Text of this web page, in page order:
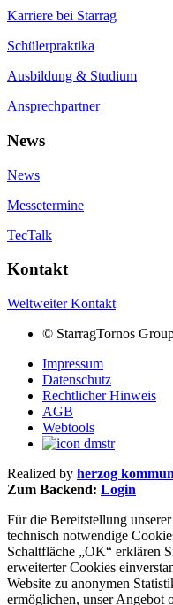
Karriere bei Starrag
Schülerpraktika
Ausbildung & Studium
Ansprechpartner
News
News
Messetermine
TecTalk
Kontakt
Weltweiter Kontakt
© StarragTornos
Impressum
Datenschutz
Rechtlicher Hinweis
AGB
Webtools
Realized by herzog
Zum Backend: Login
Für die Bereitstellung
technisch notwendige
Schaltfläche „OK“ erklären
erweiterter Cookies
Website zu anonymen
ermöglichen, unser Angebot